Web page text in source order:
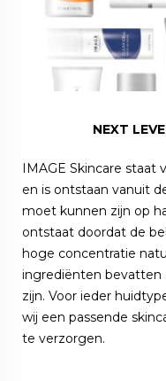
NEXT
IMAGE Skincare
en is ontstaan vanuit
moet kunnen zijn op
ontstaat doordat de
hoge concentratie
ingrediënten bevatten
zijn. Voor ieder
wij een passende
te verzorgen.